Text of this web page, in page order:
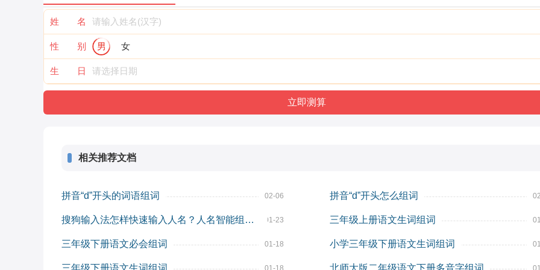
姓 名
性 别 男 女
生 日
相关推荐文档
拼音“d”开头的词语组词 02-06 拼音“d”开头怎么组词
搜狗输入法怎样快速输入人名？人名智能组词模式 01-23 三年级上册语文生词组词
三年级下册语文必会组词 01-18 小学三年级下册语文生词组词
三年级下册语文生词组词 01-18 北师大版二年级语文下册多音字组词